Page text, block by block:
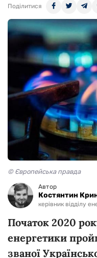
Поділитися
© Європейська правда
Автор
Костянтин
керівник відділу
Початок 2020
енергетики
званої